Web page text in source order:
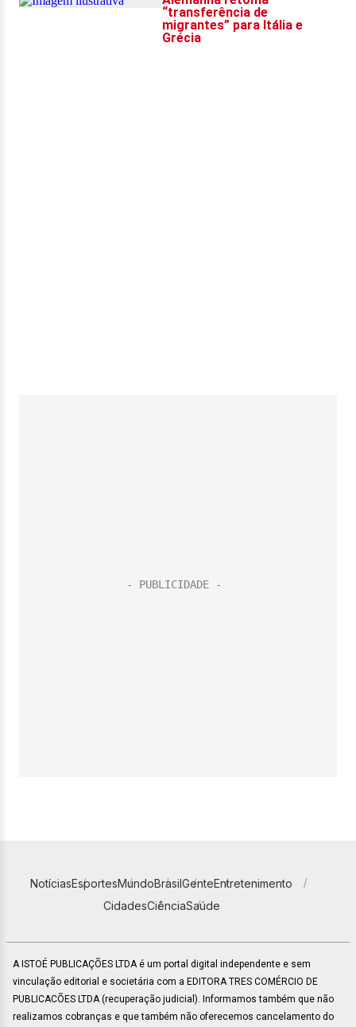
NotíciasEsportesMundoBrasilGenteEntretenimento
CidadesCiênciaSaúde
A ISTOÉ PUBLICAÇÕES LTDA é um portal digital independente e sem
vinculação editorial e societária com a EDITORA TRES COMÉRCIO DE
PUBLICACÕES LTDA (recuperação judicial). Informamos também que não
realizamos cobranças e que também não oferecemos cancelamento do